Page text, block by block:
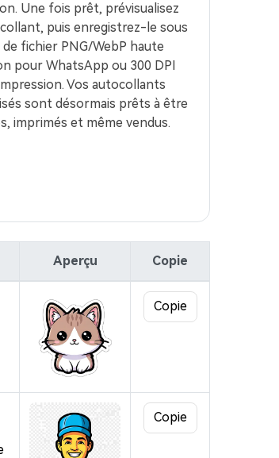
Une fois prêt, prévisualisez
puis enregistrez-le sous
fichier PNG/WebP haute
pour WhatsApp ou 300 DPI
Vos autocollants
sont désormais prêts à être
imprimés et même vendus.
Aperçu Copie
Copie
Copie
IA